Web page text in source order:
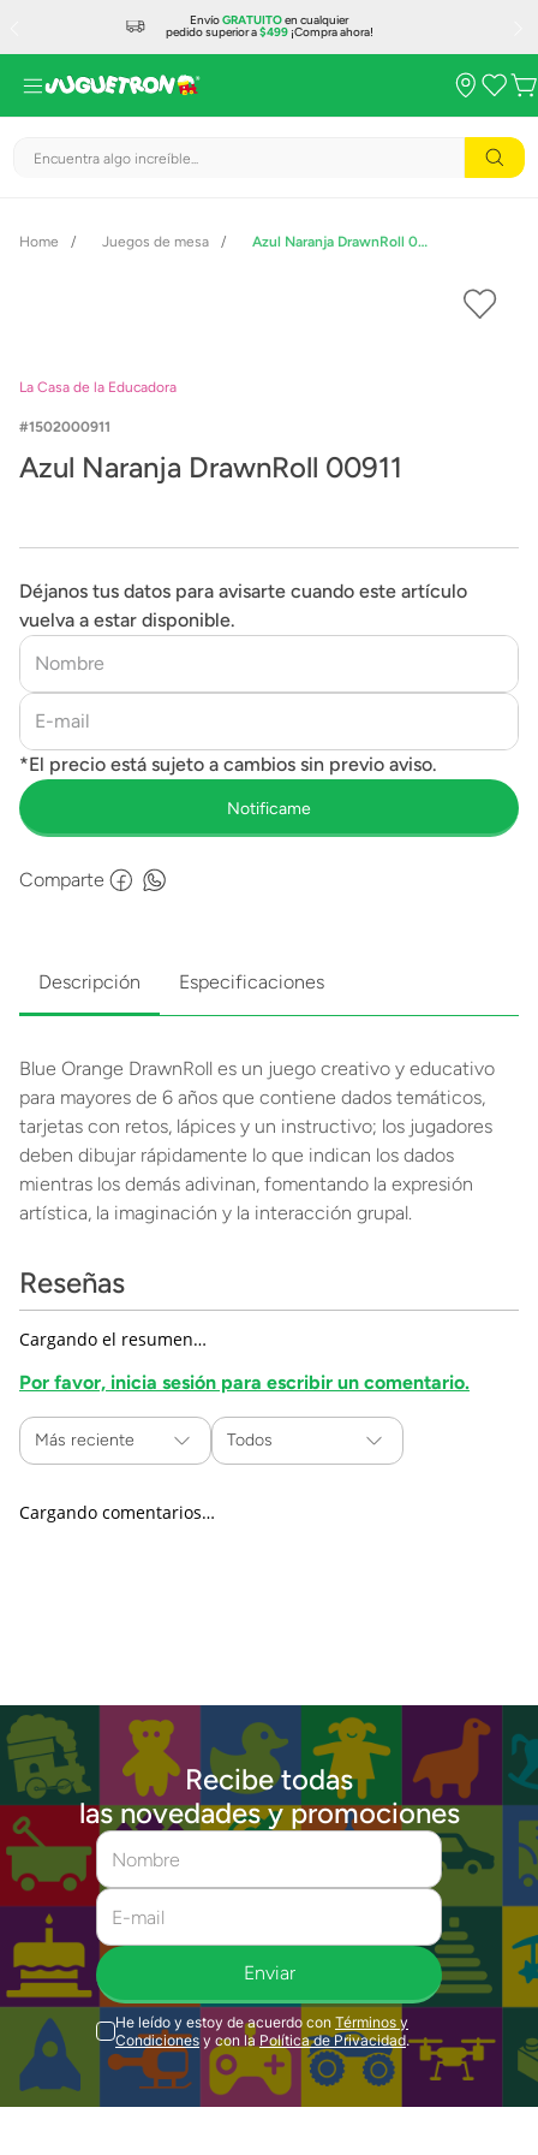
EnvíoGRATUITOen cualquier
pedido superior a$499¡Compra ahora!
Encuentra algo increíble...
Juegos de mesa Azul Naranja DrawnRoll 00911
La Casa de la Educadora
1502000911
Azul Naranja DrawnRoll 00911
Déjanos tus datos para avisarte cuando este artículo
vuelva a estar disponible.
Comparte
Descripción Especificaciones
Blue Orange DrawnRoll es un juego creativo y educativo
para mayores de 6 años que contiene dados temáticos,
tarjetas con retos, lápices y un instructivo; los jugadores
deben dibujar rápidamente lo que indican los dados
mientras los demás adivinan, fomentando la expresión
artística, la imaginación y la interacción grupal.
Reseñas
Cargando el resumen…
Por favor, inicia sesión para escribir un comentario.
Más reciente Todos
Cargando comentarios…
Recibe todas
las novedades y promociones
Enviar
He leído y estoy de acuerdo con Términos y
Condiciones y con la Política de Privacidad.